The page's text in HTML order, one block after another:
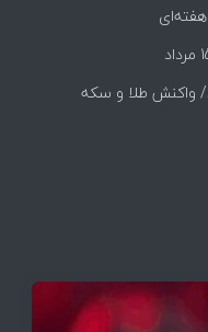
واکنش طلا و سکه